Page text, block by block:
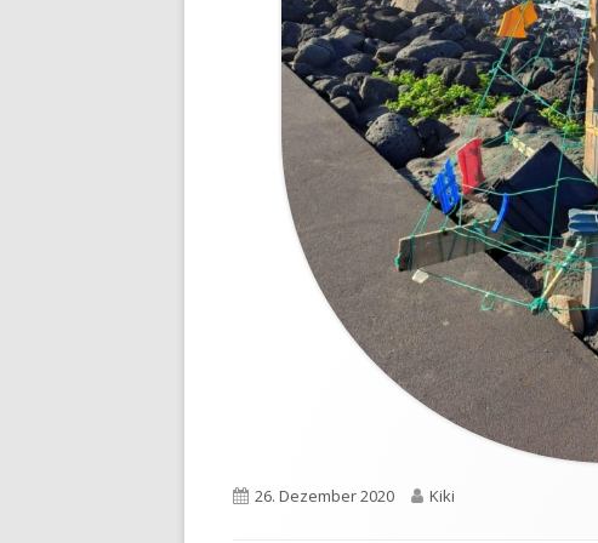
Veröffentlicht
26. Dezember 2020 Autor
Kiki